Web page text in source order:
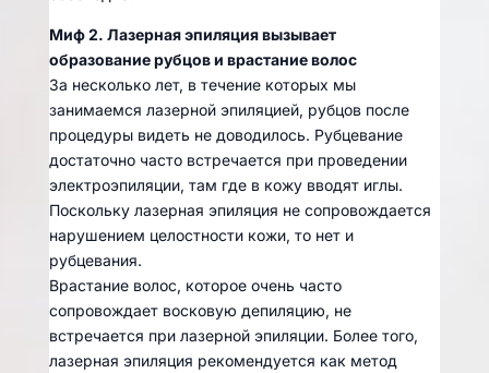
Миф 2. Лазерная эпиляция вызывает
образование рубцов и врастание волос
За несколько лет, в течение которых мы
занимаемся лазерной эпиляцией, рубцов после
процедуры видеть не доводилось. Рубцевание
достаточно часто встречается при проведении
электроэпиляции, там где в кожу вводят иглы.
Поскольку лазерная эпиляция не сопровождается
нарушением целостности кожи, то нет и
рубцевания.
Врастание волос, которое очень часто
сопровождает восковую депиляцию, не
встречается при лазерной эпиляции. Более того,
лазерная эпиляция рекомендуется как метод